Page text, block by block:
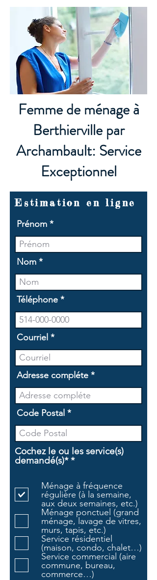
Femme de ménage à
Berthierville par
Archambault: Service
Exceptionnel
Estimation en ligne
Prénom
Nom
Téléphone
Courriel
Adresse compléte
Code Postal
Cochez le ou les service(s)
demandé(s)* *O
g
a
t
o
i
r
e
Ménage à fréquence
régulière (à la semaine,
aux deux semaines, etc.)
Ménage ponctuel (grand
ménage, lavage de vitres,
murs, tapis, etc.)
Service résidentiel
(maison, condo, chalet…)
Service commercial (aire
commune, bureau,
commerce…)